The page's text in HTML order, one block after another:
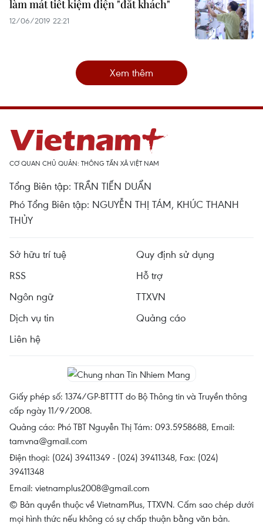
làm mát tiết kiệm điện "đắt khách"
12/06/2019 22:21
Xem thêm
CƠ QUAN CHỦ QUẢN: THÔNG TẤN XÃ VIỆT NAM
Tổng Biên tập: TRẦN TIẾN DUẨN
Phó Tổng Biên tập: NGUYỄN THỊ TÁM, KHÚC THANH
THỦY
Sở hữu trí tuệ
Quy định sử dụng
RSS
Hỗ trợ
Ngôn ngữ
TTXVN
Dịch vụ tin
Quảng cáo
Liên hệ
Giấy phép số: 1374/GP-BTTTT do Bộ Thông tin và Truyền thông
cấp ngày 11/9/2008.
Quảng cáo: Phó TBT Nguyễn Thị Tám: 093.5958688, Email:
tamvna@gmail.com
Điện thoại: (024) 39411349 - (024) 39411348, Fax: (024)
39411348
Email: vietnamplus2008@gmail.com
© Bản quyền thuộc về VietnamPlus, TTXVN. Cấm sao chép dưới
mọi hình thức nếu không có sự chấp thuận bằng văn bản.